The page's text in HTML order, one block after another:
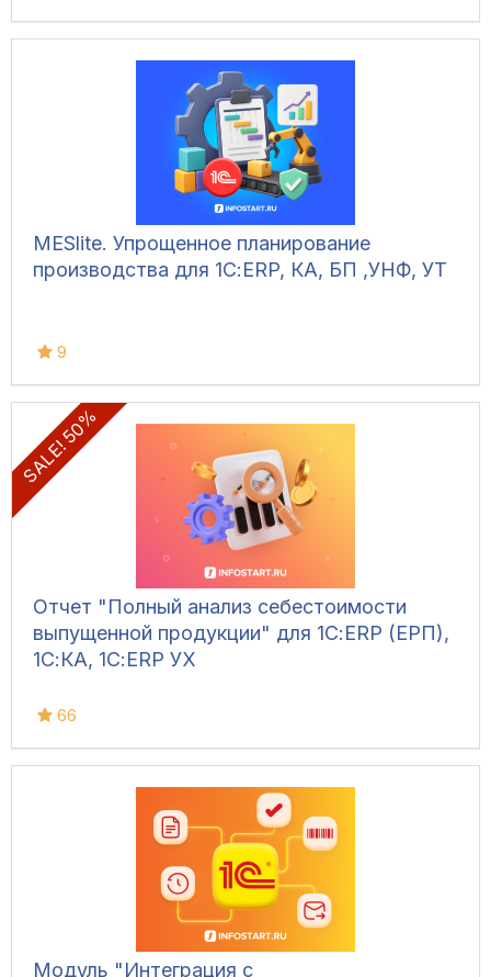
MESlite. Упрощенное планирование
производства для 1С:ERP, КА, БП ,УНФ, УТ
9
SALE! 50%
Отчет "Полный анализ себестоимости
выпущенной продукции" для 1С:ERP (ЕРП),
1С:КА, 1С:ERP УХ
66
Модуль "Интеграция с